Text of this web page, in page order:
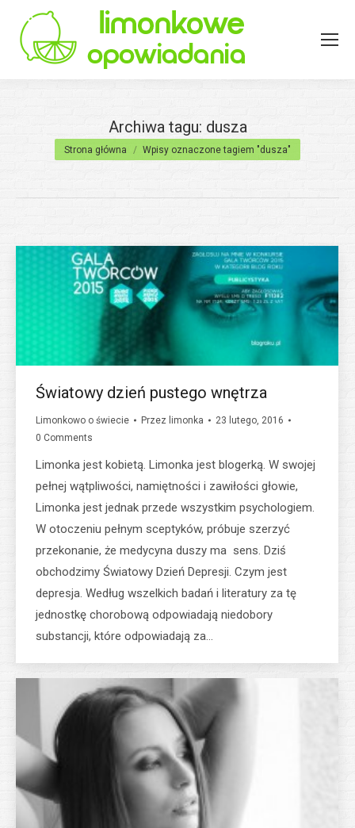
Archiwa tagu: dusza
Jesteś tutaj:
Strona główna Wpisy oznaczone tagiem "dusza"
Światowy dzień pustego wnętrza
Limonkowo o świecie Przez limonka
23 lutego, 2016
0 Comments
Limonka jest kobietą. Limonka jest blogerką. W swojej
pełnej wątpliwości, namiętności i zawiłości głowie,
Limonka jest jednak przede wszystkim psychologiem.
W otoczeniu pełnym sceptyków, próbuje szerzyć
przekonanie, że medycyna duszy ma sens. Dziś
obchodzimy Światowy Dzień Depresji. Czym jest
depresja. Według wszelkich badań i literatury za tę
jednostkę chorobową odpowiadają niedobory
substancji, które odpowiadają za…